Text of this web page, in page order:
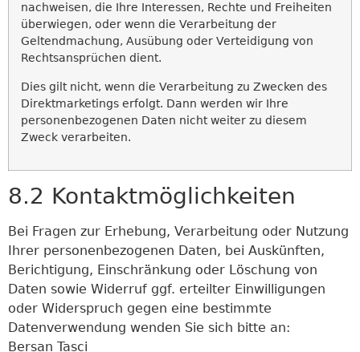
nachweisen, die Ihre Interessen, Rechte und Freiheiten
überwiegen, oder wenn die Verarbeitung der
Geltendmachung, Ausübung oder Verteidigung von
Rechtsansprüchen dient.
Dies gilt nicht, wenn die Verarbeitung zu Zwecken des
Direktmarketings erfolgt. Dann werden wir Ihre
personenbezogenen Daten nicht weiter zu diesem
Zweck verarbeiten.
8.2 Kontaktmöglichkeiten
Bei Fragen zur Erhebung, Verarbeitung oder Nutzung
Ihrer personenbezogenen Daten, bei Auskünften,
Berichtigung, Einschränkung oder Löschung von
Daten sowie Widerruf ggf. erteilter Einwilligungen
oder Widerspruch gegen eine bestimmte
Datenverwendung wenden Sie sich bitte an:
Bersan Tasci